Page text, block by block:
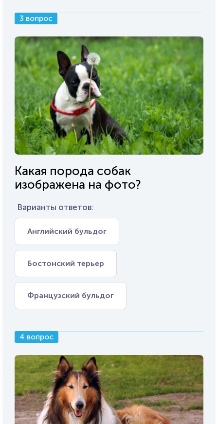
3 вопрос
Какая порода собак
изображена на фото?
Варианты ответов:
Английский бульдог
Бостонский терьер
Французский бульдог
4 вопрос